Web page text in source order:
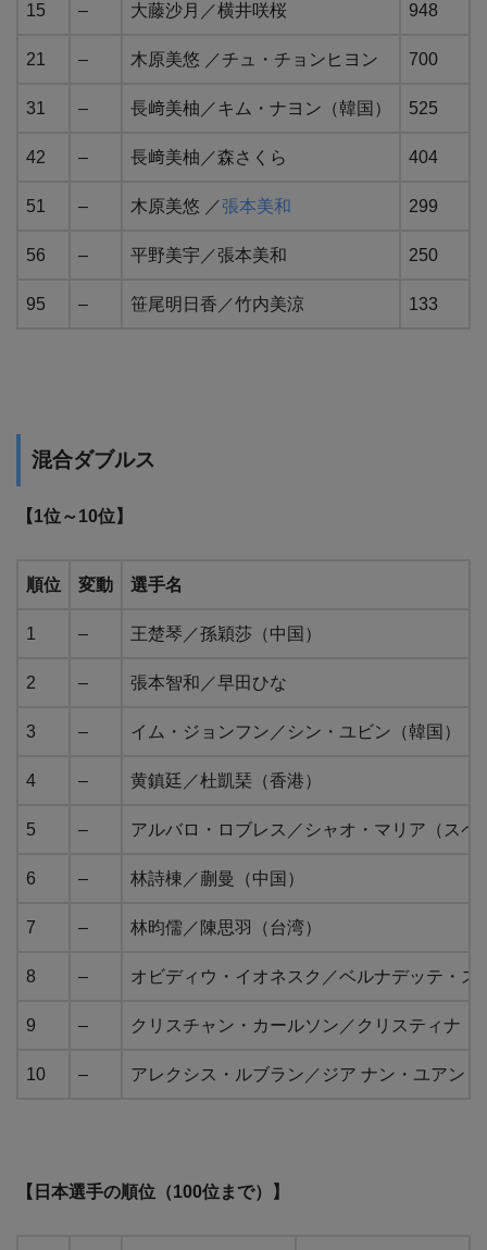
15 – 大藤沙月／横井咲桜 948
21 – 木原美悠 ／チュ・チョンヒヨン 700
31 – 長﨑美柚／キム・ナヨン（韓国） 525
42 – 長﨑美柚／森さくら 404
51 – 木原美悠 ／張本美和 299
56 – 平野美宇／張本美和 250
95 – 笹尾明日香／竹内美涼 133
混合ダブルス
【1位～10位】
順位 変動 選手名
1 – 王楚琴／孫穎莎（中国）
2 – 張本智和／早田ひな
3 – イム・ジョンフン／シン・ユビン（韓国）
4 – 黄鎮廷／杜凱琹（香港）
5 – アルバロ・ロブレス／シャオ・マリア（スペ
6 – 林詩棟／蒯曼（中国）
7 – 林昀儒／陳思羽（台湾）
8 – オビディウ・イオネスク／ベルナデッテ・ス
9 – クリスチャン・カールソン／クリスティナ
10 – アレクシス・ルブラン／ジア ナン・ユアン
【日本選手の順位（100位まで）】